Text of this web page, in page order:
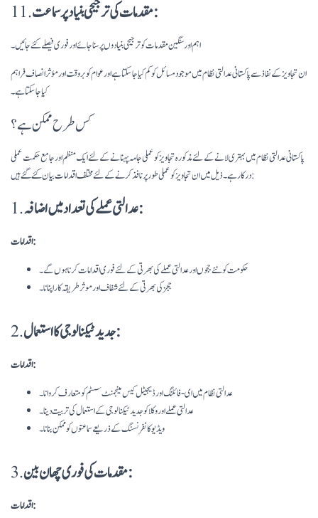
11. مقدمات کی ترجیحی بنیاد پر سماعت:
اہم اور سنگین مقدمات کو ترجیحی بنیادوں پر سنا جائے اور فوری فیصلے کئے جائیں۔
ان تجاویز کے نفاذ سے پاکستانی عدالتی نظام میں موجود مسائل کو کم کیا جا سکتا ہے اور عوام کو بروقت اور مؤثر انصاف فراہم
کیا جا سکتا ہے۔
کس طرح ممکن ہے؟
پاکستانی عدالتی نظام میں بہتری لانے کے لئے مذکورہ تجاویز کو عملی جامہ پہنانے کے لئے ایک منظم اور جامع حکمت عملی
درکار ہے۔ ذیل میں ان تجاویز کو عملی طور پر نافذ کرنے کے لئے مختلف اقدامات بیان کئے گئے ہیں:
1. عدالتی عملے کی تعداد میں اضافہ:
اقدامات:
حکومت کو نئے ججوں اور عدالتی عملے کی بھرتی کے لئے فوری اقدامات کرنا ہوں گے۔
ججز کی بھرتی کے لئے شفاف اور موثر طریقہ کار اپنانا۔
2. جدید ٹیکنالوجی کا استعمال:
اقدامات:
عدالتی نظام میں ای-فائلنگ اور ڈیجیٹل کیس مینجمنٹ سسٹم کو متعارف کروانا۔
عدالتی عملے اور وکلا کو جدید ٹیکنالوجی کے استعمال کی تربیت دینا۔
ویڈیو کانفرنسنگ کے ذریعے سماعتوں کو ممکن بنانا۔
3. مقدمات کی فوری چھان بین:
اقدامات: